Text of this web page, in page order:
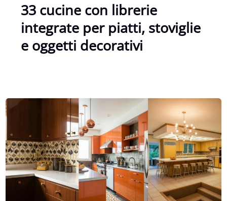
33 cucine con librerie
integrate per piatti, stoviglie
e oggetti decorativi